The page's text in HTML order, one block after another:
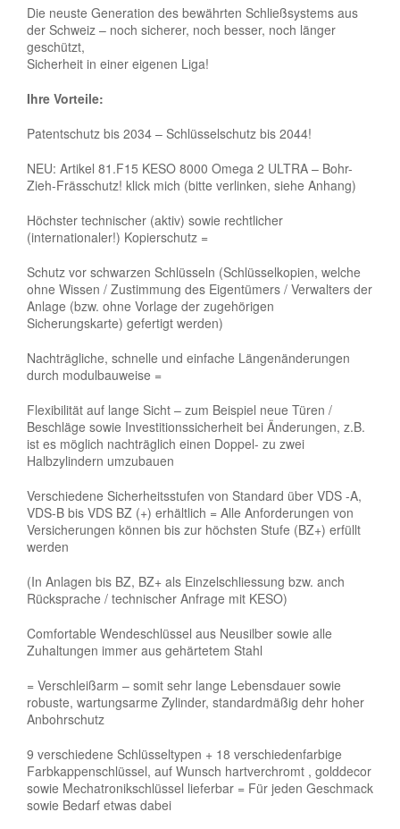
Die neuste Generation des bewährten Schließsystems aus
der Schweiz – noch sicherer, noch besser, noch länger
geschützt,
Sicherheit in einer eigenen Liga!
Ihre Vorteile:
Patentschutz bis 2034 – Schlüsselschutz bis 2044!
NEU: Artikel 81.F15 KESO 8000 Omega 2 ULTRA – Bohr-
Zieh-Frässchutz! klick mich (bitte verlinken, siehe Anhang)
Höchster technischer (aktiv) sowie rechtlicher
(internationaler!) Kopierschutz =
Schutz vor schwarzen Schlüsseln (Schlüsselkopien, welche
ohne Wissen / Zustimmung des Eigentümers / Verwalters der
Anlage (bzw. ohne Vorlage der zugehörigen
Sicherungskarte) gefertigt werden)
Nachträgliche, schnelle und einfache Längenänderungen
durch modulbauweise =
Flexibilität auf lange Sicht – zum Beispiel neue Türen /
Beschläge sowie Investitionssicherheit bei Änderungen, z.B.
ist es möglich nachträglich einen Doppel- zu zwei
Halbzylindern umzubauen
Verschiedene Sicherheitsstufen von Standard über VDS -A,
VDS-B bis VDS BZ (+) erhältlich = Alle Anforderungen von
Versicherungen können bis zur höchsten Stufe (BZ+) erfüllt
werden
(In Anlagen bis BZ, BZ+ als Einzelschliessung bzw. anch
Rücksprache / technischer Anfrage mit KESO)
Comfortable Wendeschlüssel aus Neusilber sowie alle
Zuhaltungen immer aus gehärtetem Stahl
= Verschleißarm – somit sehr lange Lebensdauer sowie
robuste, wartungsarme Zylinder, standardmäßig dehr hoher
Anbohrschutz
9 verschiedene Schlüsseltypen + 18 verschiedenfarbige
Farbkappenschlüssel, auf Wunsch hartverchromt , golddecor
sowie Mechatronikschlüssel lieferbar = Für jeden Geschmack
sowie Bedarf etwas dabei